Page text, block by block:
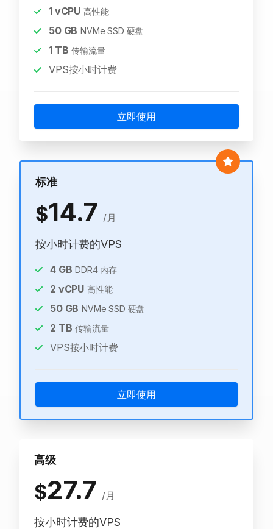
1vCPU 高性能
50GB NVMe SSD 硬盘
1TB 传输流量
VPS按小时计费
立即使用
标准
$14.7 /月
按小时计费的VPS
4GB DDR4 内存
2 vCPU 高性能
50GB NVMe SSD 硬盘
2 TB 传输流量
VPS按小时计费
立即使用
高级
$27.7 /月
按小时计费的VPS